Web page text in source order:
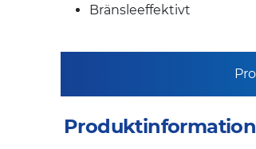
Bränsleeffektivt
Produktinformation